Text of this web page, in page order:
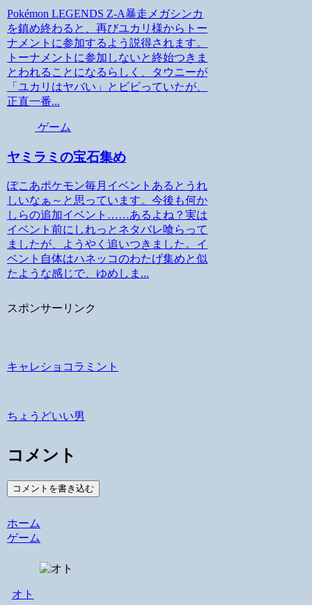
Pokémon LEGENDS Z-A暴走メガシンカ
を鎮め終わると、再びユカリ様からトー
ナメントに参加するよう説得されます。
トーナメントに参加しないと終始つきま
とわれることになるらしく、タウニーが
「ユカリはヤバい」とビビっていたが、
正直一番...
ゲーム
ヤミラミの宝石集め
ぽこあポケモン毎月イベントあるとうれ
しいなぁ～と思っています。今後も何か
しらの追加イベント……あるよね？実は
イベント前にしれっとネタバレ喰らって
ましたが、ようやく追いつきました。イ
ベント自体はハネッコのわたげ集めと似
たような感じで、ゆめしま...
スポンサーリンク
キャレショコラミント
ちょうどいい男
コメント
コメントを書き込む
ホーム
ゲーム
オト